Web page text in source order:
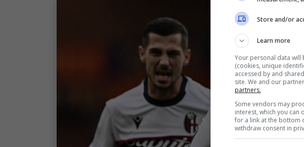
Store and/or
Learn more
Your personal data
(cookies, unique
accessed by and
site. We and our
partners.
Some vendors may
interest, which you
for a link at the bottom
withdraw consent in